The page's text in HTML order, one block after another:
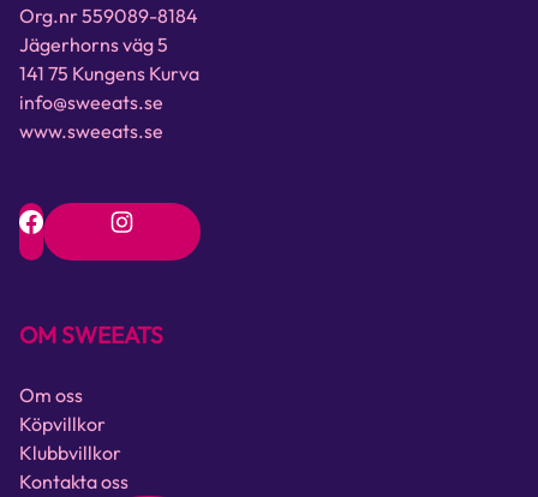
Org.nr 559089-8184
Jägerhorns väg 5
141 75 Kungens Kurva
info@sweeats.se
www.sweeats.se
OM SWEEATS
Om oss
Köpvillkor
Klubbvillkor
Kontakta oss